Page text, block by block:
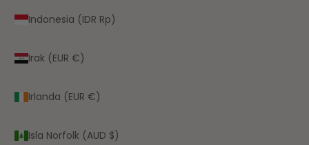
Indonesia (IDR Rp)
Irak (EUR €)
Irlanda (EUR €)
Isla Norfolk (AUD $)